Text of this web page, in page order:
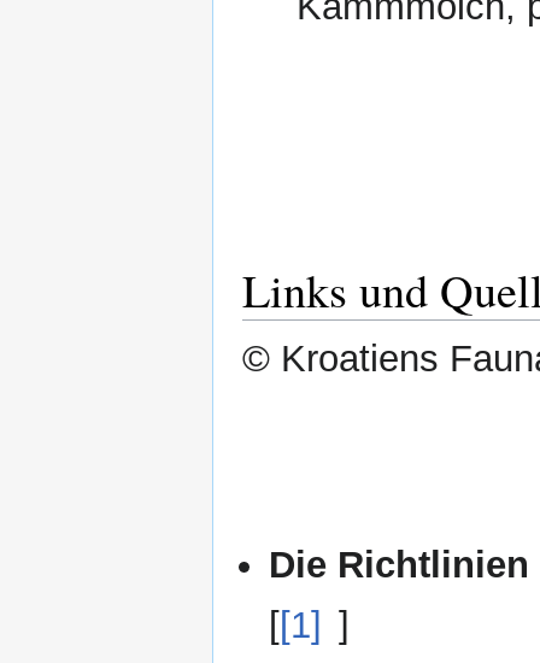
Links und
© Kroatiens
Die
[[1] ]